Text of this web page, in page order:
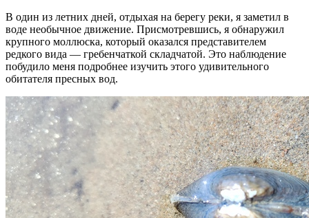
В один из летних дней, отдыхая на берегу реки, я заметил в
воде необычное движение. Присмотревшись, я обнаружил
крупного моллюска, который оказался представителем
редкого вида — гребенчаткой складчатой. Это наблюдение
побудило меня подробнее изучить этого удивительного
обитателя пресных вод.